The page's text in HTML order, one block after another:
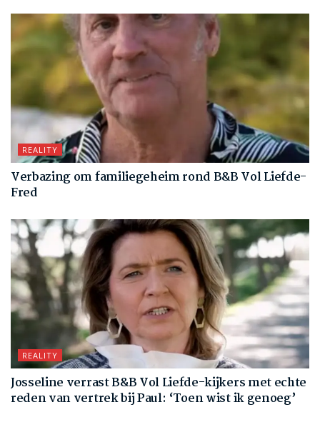
REALITY
Verbazing om familiegeheim rond B&B Vol Liefde-
Fred
REALITY
Josseline verrast B&B Vol Liefde-kijkers met echte
reden van vertrek bij Paul: ‘Toen wist ik genoeg’